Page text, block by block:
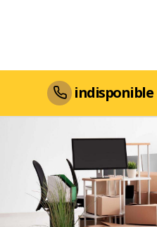
indisponible